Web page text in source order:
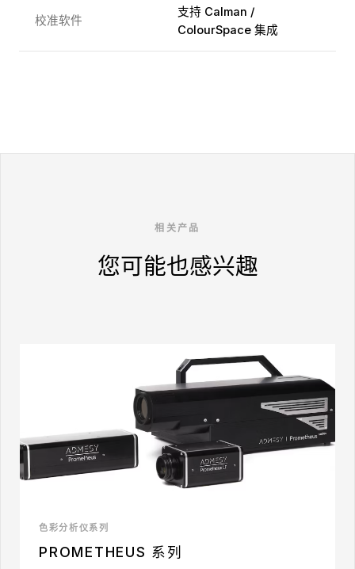
校准软件
支持 Calman /
ColourSpace 集成
相关产品
您可能也感兴趣
色彩分析仪系列
PROMETHEUS 系列